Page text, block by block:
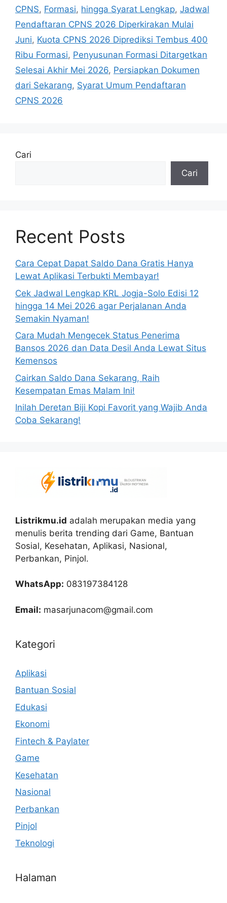
CPNS, Formasi, hingga Syarat Lengkap, Jadwal
Pendaftaran CPNS 2026 Diperkirakan Mulai
Juni, Kuota CPNS 2026 Diprediksi Tembus 400
Ribu Formasi, Penyusunan Formasi Ditargetkan
Selesai Akhir Mei 2026, Persiapkan Dokumen
dari Sekarang, Syarat Umum Pendaftaran
CPNS 2026
Cari
Cari
Recent Posts
Cara Cepat Dapat Saldo Dana Gratis Hanya
Lewat Aplikasi Terbukti Membayar!
Cek Jadwal Lengkap KRL Jogja-Solo Edisi 12
hingga 14 Mei 2026 agar Perjalanan Anda
Semakin Nyaman!
Cara Mudah Mengecek Status Penerima
Bansos 2026 dan Data Desil Anda Lewat Situs
Kemensos
Cairkan Saldo Dana Sekarang, Raih
Kesempatan Emas Malam Ini!
Inilah Deretan Biji Kopi Favorit yang Wajib Anda
Coba Sekarang!
Listrikmu.id adalah merupakan media yang
menulis berita trending dari Game, Bantuan
Sosial, Kesehatan, Aplikasi, Nasional,
Perbankan, Pinjol.
WhatsApp: 083197384128
Email: masarjunacom@gmail.com
Kategori
Aplikasi
Bantuan Sosial
Edukasi
Ekonomi
Fintech & Paylater
Game
Kesehatan
Nasional
Perbankan
Pinjol
Teknologi
Halaman